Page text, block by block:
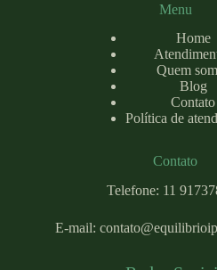
Menu
Home
Quem
Blog
Contato
Política de
Contato
Telefone: 11
E-mail: